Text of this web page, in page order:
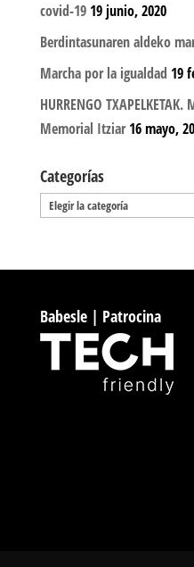
covid-19 19 junio, 2020
Berdintasunaren aldeko
Marcha por la igualdad 19
HURRENGO
Memorial Itziar 16 mayo,
Categorías
Categorías
Babesle | Patrocina